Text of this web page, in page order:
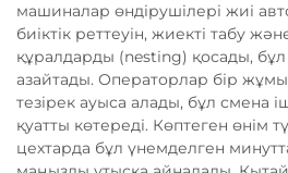
машиналар өндірушілері жиі
биіктік реттеуін, жиекті табу
құралдарды (nesting) қосады,
азайтады. Операторлар бір
тезірек ауыса алады, бұл смена
қуатты көтереді. Көптеген өнім
цехтарда бұл үнемделген